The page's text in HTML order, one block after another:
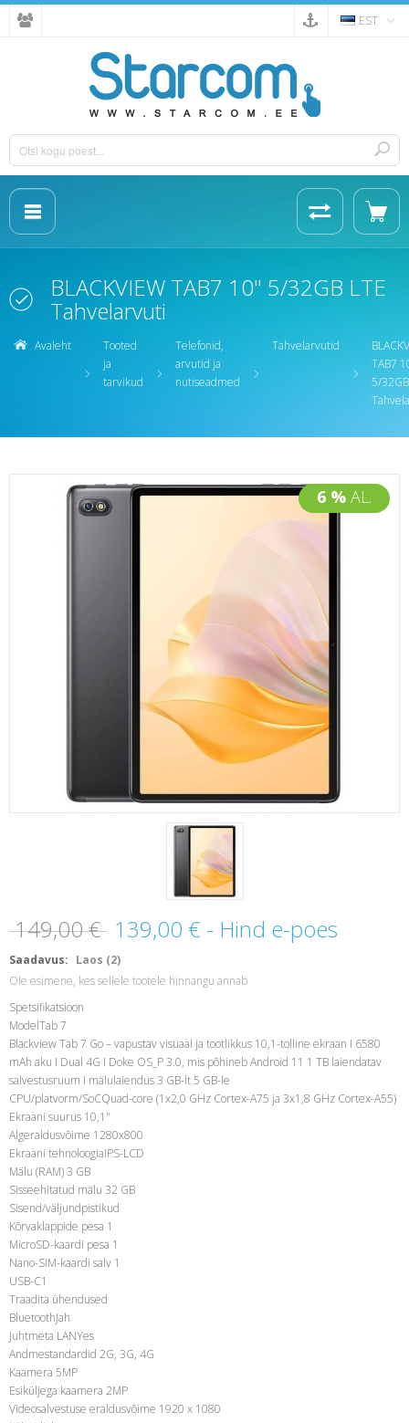
EST
BLACKVIEW TAB7 10" 5/32GB LTE
Tahvelarvuti
Avaleht
Tooted
ja
tarvikud
Telefonid,
arvutid ja
nutiseadmed
Tahvelarvutid
TAB7
5/
6 % AL.
149,00 € 139,00 € - Hind e-poes
Saadavus: Laos (2)
Ole esimene, kes sellele tootele hinnangu annab
Spetsifikatsioon
ModelTab 7
Blackview Tab 7 Go – vapustav visuaal ja tootlikkus 10,1-tolline ekraan I 6580
mAh aku I Dual 4G I Doke OS_P 3.0, mis põhineb Android 11 1 TB laiendatav
salvestusruum I mälulaiendus 3 GB-lt 5 GB-le
CPU/platvorm/SoCQuad-core (1x2,0 GHz Cortex-A75 ja 3x1,8 GHz Cortex-A55)
Ekraani suurus 10,1"
Algeraldusvõime 1280x800
Ekraani tehnoloogiaIPS-LCD
Mälu (RAM) 3 GB
Sisseehitatud mälu 32 GB
Sisend/väljundpistikud
Kõrvaklappide pesa 1
MicroSD-kaardi pesa 1
Nano-SIM-kaardi salv 1
USB-C1
Traadita ühendused
BluetoothJah
Juhtmeta LANYes
Andmestandardid 2G, 3G, 4G
Kaamera 5MP
Esiküljega kaamera 2MP
Videosalvestuse eraldusvõime 1920 x 1080